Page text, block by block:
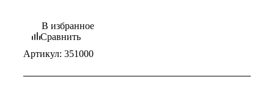
В избранное
Сравнить
Артикул: 351000